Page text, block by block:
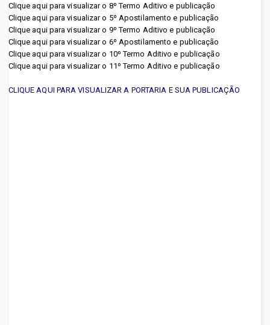
Clique aqui para visualizar o 8º Termo Aditivo e publicação
Clique aqui para visualizar o 5º Apostilamentoe publicação
Clique aqui para visualizar o 9º Termo Aditivo e publicação
Clique aqui para visualizar o 6º Apostilamentoe publicação
Clique aqui para visualizar o 10º Termo Aditivo e publicação
Clique aqui para visualizar o 11º Termo Aditivo e publicação
CLIQUE AQUI PARA VISUALIZAR A PORTARIA E SUA PUBLICAÇÃO
Hospital Regional do Baixo
Amazonas -Dr. Waldemar
Penna (Santarém) (HRBA)